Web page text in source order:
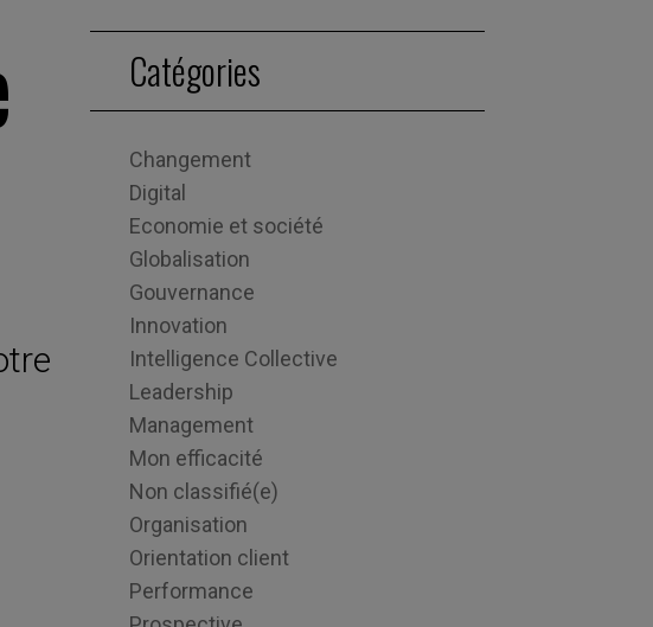
Catégories
Changement
Digital
Economie et société
Globalisation
Gouvernance
Innovation
Intelligence Collective
Leadership
Management
Mon efficacité
Non classifié(e)
Organisation
Orientation client
Performance